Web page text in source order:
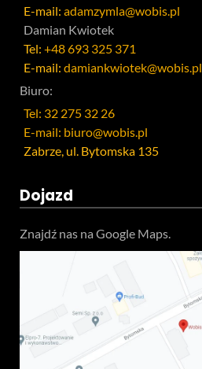
E-mail: adamzymla@wobis.pl
Damian Kwiotek
Tel: +48 693 325 371
E-mail: damiankwiotek@wobis.pl
Biuro:
Tel: 32 275 32 26
E-mail: biuro@wobis.pl
Zabrze, ul. Bytomska 135
Dojazd
Znajdź nas na Google Maps.